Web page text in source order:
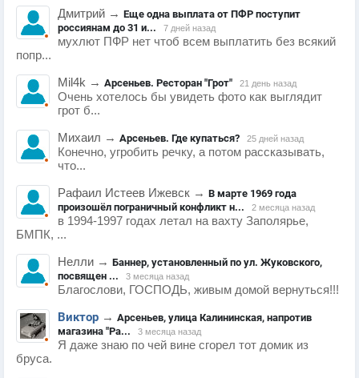
Дмитрий → Еще одна выплата от ПФР поступит
россиянам до 31 и...
7 дней назад
мухлют ПФР нет чтоб всем выплатить без всякий
попр...
Mil4k → Арсеньев. Ресторан "Грот" 21 день назад
Очень хотелось бы увидеть фото как выглядит
грот б...
Михаил → Арсеньев. Где купаться? 25 дней назад
Конечно, угробить речку, а потом рассказывать,
что...
Рафаил Истеев Ижевск → В марте 1969 года
произошёл пограничный конфликт н...
2 месяца назад
в 1994-1997 годах летал на вахту Заполярье,
БМПК, ...
Нелли → Баннер, установленный по ул. Жуковского,
посвящен ...
3 месяца назад
Благослови, ГОСПОДЬ, живым домой вернуться!!!
Виктор → Арсеньев, улица Калининская, напротив
магазина "Ра...
3 месяца назад
Я даже знаю по чей вине сгорел тот домик из
бруса.